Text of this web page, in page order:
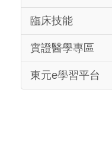
臨床技能
實證醫學專區
東元e學習平台